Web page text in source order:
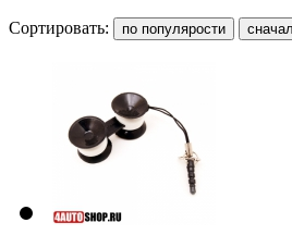
Сортировать: